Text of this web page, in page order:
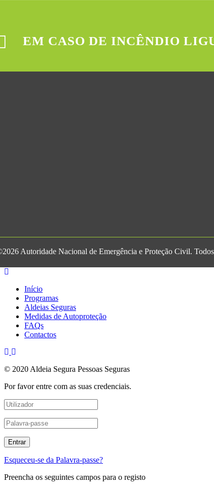
EM CASO DE INCÊNDIO
Autoridade Nacional de Emergência e Proteção Civil.
Início
Programas
Aldeias Seguras
Medidas de Autoproteção
FAQs
Contactos
© 2020 Aldeia Segura Pessoas Seguras
Por favor entre com as suas credenciais.
Esqueceu-se da Palavra-passe?
Preencha os seguintes campos para o registo